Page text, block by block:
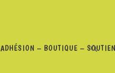
ADHÉSION – BOUTIQUE –